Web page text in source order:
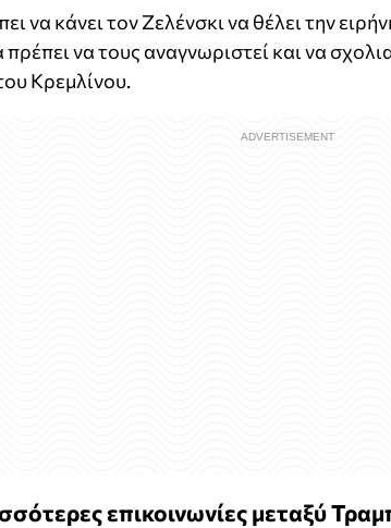
να κάνει τον Ζελένσκι να θέλει την
να τους αναγνωριστεί και να
Κρεμλίνου.
επικοινωνίες μεταξύ